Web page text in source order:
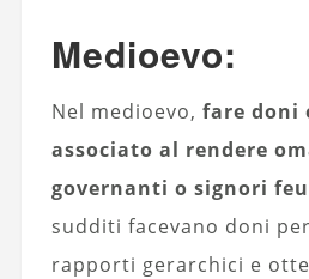
Medioevo:
Nel medioevo, fare doni
associato al rendere
governanti o signori
sudditi facevano doni
rapporti gerarchici e